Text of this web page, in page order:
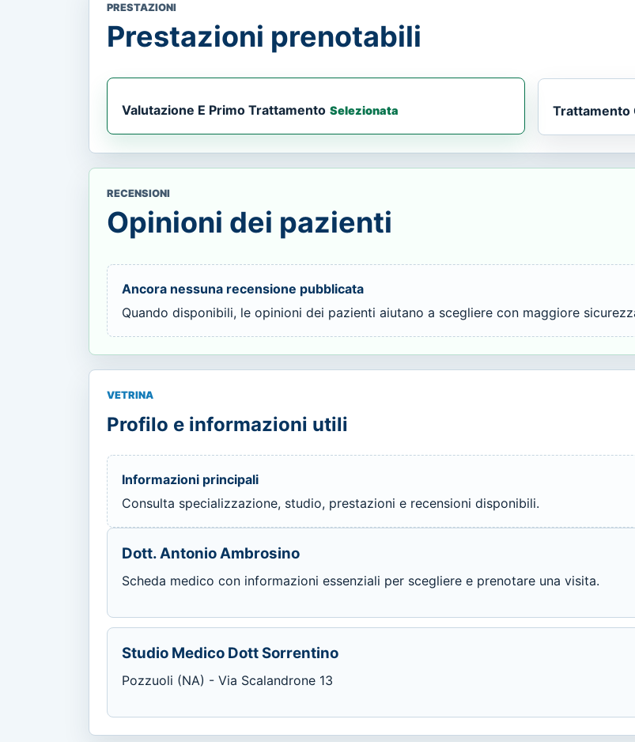
PRESTAZIONI
Prestazioni prenotabili
Valutazione E Primo Trattamento Selezionata Trattamento
RECENSIONI
Opinioni dei pazienti
Ancora nessuna recensione pubblicata
Quando disponibili, le opinioni dei pazienti aiutano a scegliere con maggiore
VETRINA
Profilo e informazioni utili
Informazioni principali
Consulta specializzazione, studio, prestazioni e recensioni disponibili.
Dott. Antonio Ambrosino
Scheda medico con informazioni essenziali per scegliere e prenotare una visita.
Studio Medico Dott Sorrentino
Pozzuoli (NA) - Via Scalandrone 13